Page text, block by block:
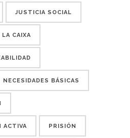
JUSTICIA SOCIAL
LA CAIXA
NECESIDADES BÁSICAS
ACTIVA PRISIÓN